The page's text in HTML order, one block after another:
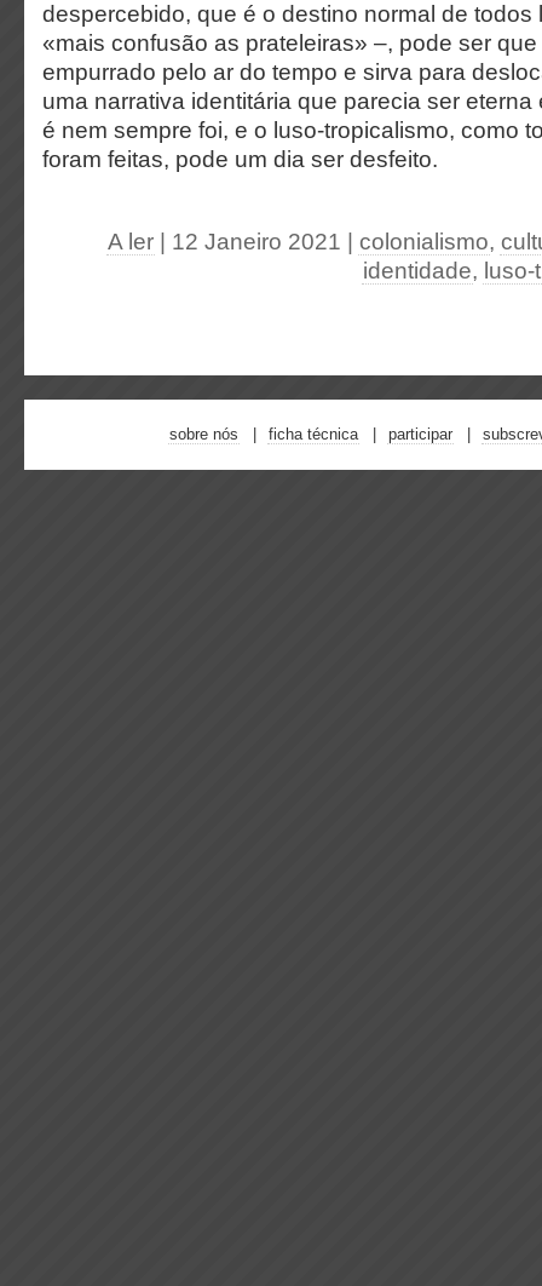
despercebido, que é o destino normal de todos
«mais confusão as prateleiras» –, pode ser
empurrado pelo ar do tempo e sirva para
uma narrativa identitária que parecia ser
é nem sempre foi, e o luso-tropicalismo, como
foram feitas, pode um dia ser desfeito.
A ler | 12 Janeiro 2021 colonialismo,
identidade,
sobre nós ficha técnica participar